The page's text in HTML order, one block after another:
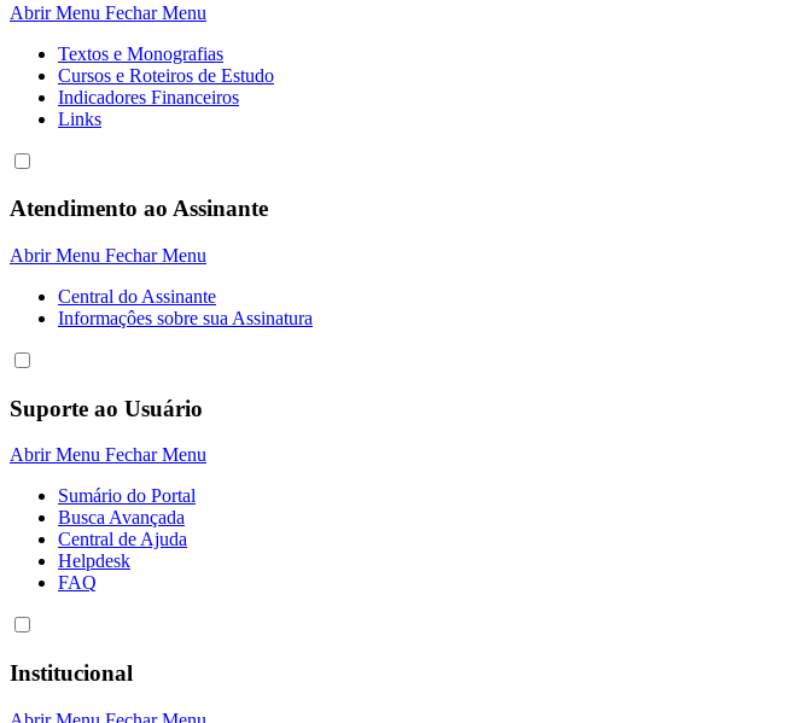
Abrir Menu Fechar Menu
Textos e Monografias
Cursos e Roteiros de Estudo
Indicadores Financeiros
Links
Atendimento ao Assinante
Abrir Menu Fechar Menu
Central do Assinante
Informaçôes sobre sua Assinatura
Suporte ao Usuário
Abrir Menu Fechar Menu
Sumário do Portal
Busca Avançada
Central de Ajuda
Helpdesk
FAQ
Institucional